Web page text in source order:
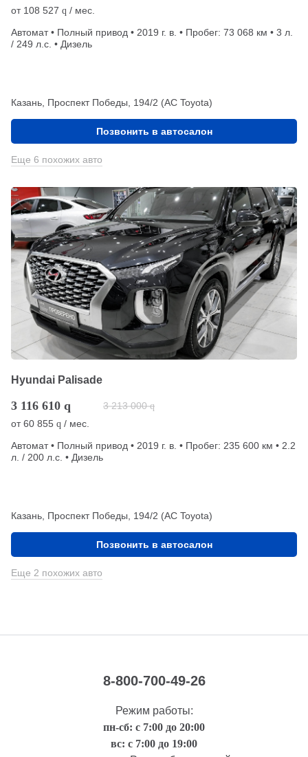
от 108 527 q / мес.
Автомат • Полный привод • 2019 г. в. • Пробег: 73 068 км • 3 л.
/ 249 л.с. • Дизель
Казань, Проспект Победы, 194/2 (АС Toyota)
Позвонить в автосалон
Еще 6 похожих авто
Hyundai Palisade
3 116 610 q 3 213 000 q
от60 855 q / мес.
Автомат • Полный привод • 2019 г. в. • Пробег: 235 600 км • 2.2
л. / 200 л.с. • Дизель
Казань, Проспект Победы, 194/2 (АС Toyota)
Позвонить в автосалон
Еще 2 похожих авто
8-800-700-49-26
Режим работы:
пн-сб: с 7:00 до 20:00
вс: с 7:00 до 19:00